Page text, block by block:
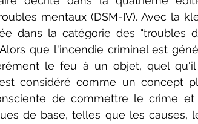
mentaux (DSM-IV). Avec la
dans la catégorie des "troubles
que l'incendie criminel est
le feu à un objet, quel
considéré comme un concept
de commettre le crime
de base, telles que les causes,